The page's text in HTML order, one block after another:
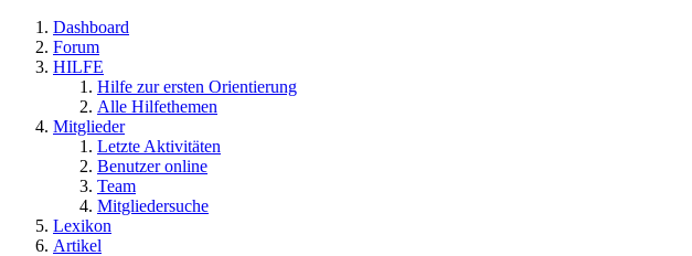
Dashboard
Forum
HILFE
Hilfe zur ersten Orientierung
Alle Hilfethemen
Mitglieder
Letzte Aktivitäten
Benutzer online
Team
Mitgliedersuche
Lexikon
Artikel